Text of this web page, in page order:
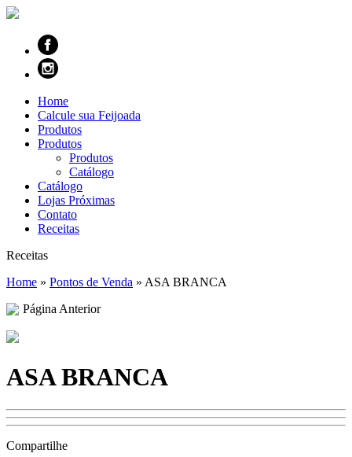
Home
Calcule sua Feijoada
Produtos
Produtos
Produtos
Catálogo
Catálogo
Lojas Próximas
Contato
Receitas
Receitas
Home » Pontos de Venda » ASA BRANCA
Página Anterior
ASA BRANCA
Compartilhe